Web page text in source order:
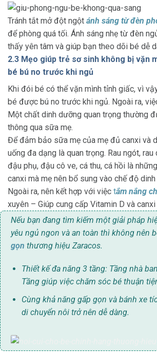
Tránh tắt mở đột ngột ánh sáng từ đèn
để phòng quá tối. Ánh sáng nhẹ từ đèn
thấy yên tâm và giúp bạn theo dõi bé dễ
2.3 Mẹo giúp trẻ sơ sinh không bị vặn
bé bú no trước khi ngủ
Khi đói bé có thể vặn mình tỉnh giấc, vì
bé được bú no trước khi ngủ. Ngoài ra,
Một chất dinh dưỡng quan trọng thường
thông qua sữa mẹ.
Để đảm bảo sữa mẹ của mẹ đủ canxi và
uống đa dạng là quan trọng. Rau ngót, rau
đậu phụ, đậu cô ve, cá thu, cá hồi là
canxi mà mẹ nên bổ sung vào chế độ
Ngoài ra, nên kết hợp với việc tắm nắng
xuyên – Giúp cung cấp Vitamin D và
Nếu bạn đang tìm kiếm một giải pháp
yêu ngủ ngon và an toàn thì không nên
gọn thương hiệu Zaracos.
Thiết kế đa năng 3 tầng: Tầng nhà
Tầng giúp việc chăm sóc bé thuận
Cùng khả năng gấp gọn và bánh xe
di chuyển nôi trở nên dễ dàng.